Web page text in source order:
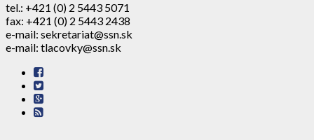
tel.: +421 (0) 2 5443 5071
fax: +421 (0) 2 5443 2438
e-mail: sekretariat@ssn.sk
e-mail: tlacovky@ssn.sk